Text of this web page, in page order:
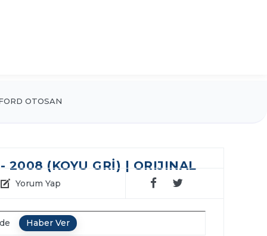
OTOSAN
2008 (KOYU GRİ) | ORIJINAL
Yorum Yap